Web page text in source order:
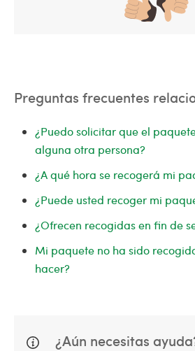
Preguntas frecuentes
¿Puedo solicitar que el
alguna otra persona?
¿A qué hora se recogerá mi
¿Puede usted recoger mi
¿Ofrecen recogidas en fin de
Mi paquete no ha sido
hacer?
¿Aún necesitas